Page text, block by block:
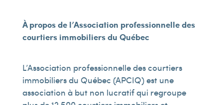
À propos de l’Association professionnelle des
courtiers immobiliers du Québec
L’Association professionnelle des courtiers
immobiliers du Québec (APCIQ) est une
association à but non lucratif qui regroupe